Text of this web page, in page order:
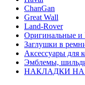
ChanGan
Great Wall
Land-Rover
Оригинальные и
Заглушки в
Аксессуары для
Эмблемы,
НАКЛАДКИ НА